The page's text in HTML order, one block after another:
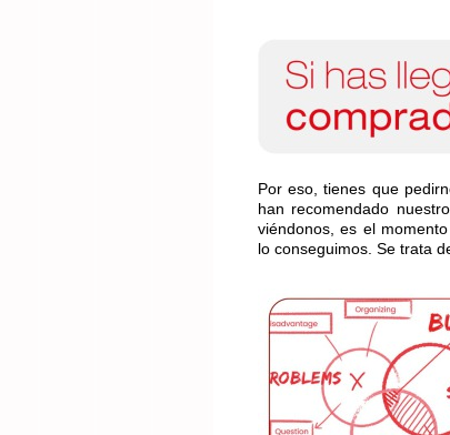
Por eso, tienes que
han recomendado
viéndonos, es el
lo conseguimos. Se trata